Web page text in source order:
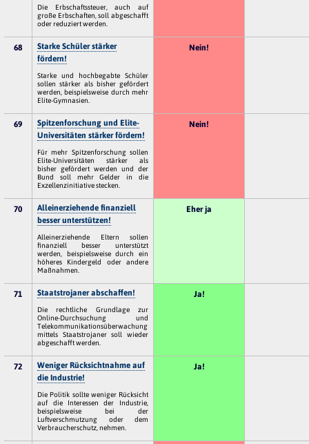
Die Erbschaftssteuer, auch auf
große Erbschaften, soll abgeschafft
oder reduziert werden.
68
Starke Schüler stärker
fördern!
Starke und hochbegabte Schüler
sollen stärker als bisher gefördert
werden, beispielsweise durch mehr
Elite-Gymnasien.
Nein!
69
Spitzenforschung und Elite-
Universitäten stärker fördern!
Für mehr Spitzenforschung sollen
Elite-Universitäten stärker als
bisher gefördert werden und der
Bund soll mehr Gelder in die
Exzellenzinitiative stecken.
Nein!
70
Alleinerziehende finanziell
besser unterstützen!
Alleinerziehende Eltern sollen
finanziell besser unterstützt
werden, beispielsweise durch ein
höheres Kindergeld oder andere
Maßnahmen.
Eher ja
71 Staatstrojaner abschaffen!
Die rechtliche Grundlage zur
Online-Durchsuchung und
Telekommunikationsüberwachung
mittels Staatstrojaner soll wieder
abgeschafft werden.
Ja!
72
Weniger Rücksichtnahme auf
die Industrie!
Die Politik sollte weniger Rücksicht
auf die Interessen der Industrie,
beispielsweise bei der
Luftverschmutzung oder dem
Verbraucherschutz, nehmen.
Ja!